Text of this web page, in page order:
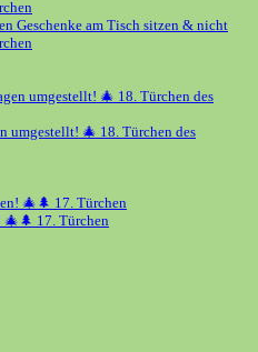
Geschenke am Tisch sitzen & nicht
umgestellt! 🎄 18. Türchen des
17. Türchen